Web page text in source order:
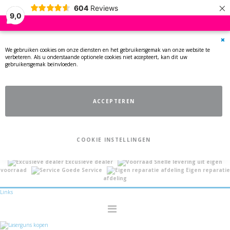
9,0
604 Reviews ×
We gebruiken cookies om onze diensten en het gebruikersgemak van onze website te
verbeteren. Als u onderstaande optionele cookies niet accepteert, kan dit uw
gebruikersgemak beïnvloeden.
ACCEPTEREN
COOKIE INSTELLINGEN
Excusieve dealer
Snelle levering uit eigen
voorraad
Goede Service
Eigen reparatie
afdeling
Links
Toggle